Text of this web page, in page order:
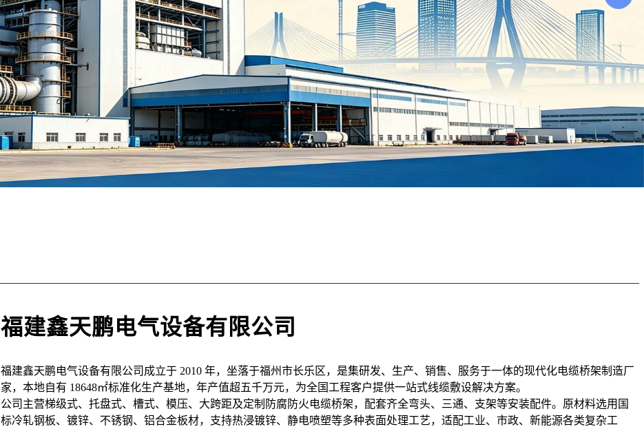
福建鑫天鹏电气设备有限公司
福建鑫天鹏电气设备有限公司成立于 2010 年，坐落于福州市长乐区，是集研发、生产、销售、服务于一体的现代化电缆桥架制造厂
家，本地自有 18648㎡标准化生产基地，年产值超五千万元，为全国工程客户提供一站式线缆敷设解决方案。
公司主营梯级式、托盘式、槽式、模压、大跨距及定制防腐防火电缆桥架，配套齐全弯头、三通、支架等安装配件。原材料选用国
标冷轧钢板、镀锌、不锈钢、铝合金板材，支持热浸镀锌、静电喷塑等多种表面处理工艺，适配工业、市政、新能源各类复杂工